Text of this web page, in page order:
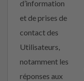
d’information
et de prises de
contact des
Utilisateurs,
notamment les
réponses aux